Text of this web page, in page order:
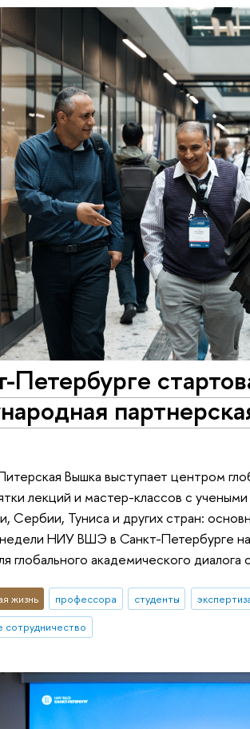
Петербурге
Вышка выступает центром
лекций и мастер-классов с
Сербии, Туниса и других стран:
НИУ ВШЭ в Санкт-Петербурге
глобального академического диалога
жизнь профессора студенты